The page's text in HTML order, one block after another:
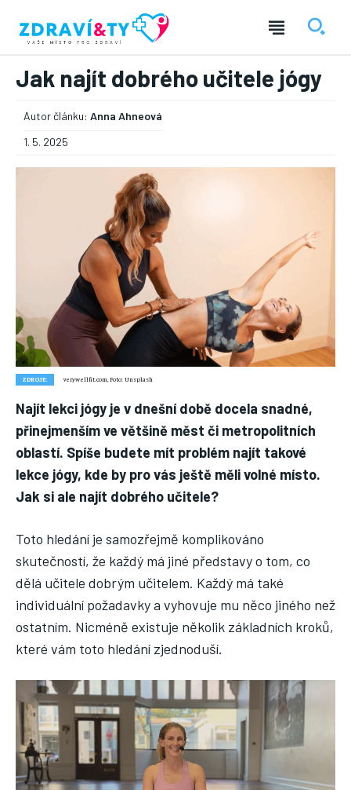
― REKLAMA ―
Nic není tak důležité, jako vaše zdraví.
Náš web nabízí komplexní informace a rady pro zdravý životní
styl, zahrnující nejnovější poznatky o různých onemocněních,
přínosné zdravotní praktiky, techniky jógy a rady pro
vyváženou stravu.
ZDRAVÍ
DĚTI
ONEMOCNĚNÍ
STRAVA
FITNESS
HUBNUTÍ
JÓGA
Jak najít dobrého učitele jógy
Autor článku: Anna Ahneová
1. 5. 2025
ZDROJE: verywellfit.com, Foto: Unsplash
Najít lekci jógy je v dnešní době docela snadné,
přinejmenším ve většině měst či metropolitních
oblastí. Spíše budete mít problém najít takové
lekce jógy, kde by pro vás ještě měli volné místo.
Jak si ale najít dobrého učitele?
Toto hledání je samozřejmě komplikováno
skutečností, že každý má jiné představy o tom, co
dělá učitele dobrým učitelem. Každý má také
individuální požadavky a vyhovuje mu něco jiného než
ostatním. Nicméně existuje několik základních kroků,
které vám toto hledání zjednoduší.